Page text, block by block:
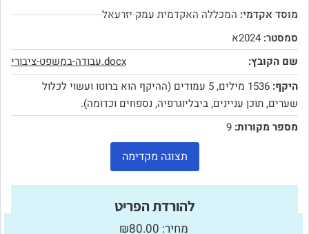
מוסד אקדמי:המכללה האקדמית עמק יזרעאל
סמסטר: 2024א
שם הקובץ:
עבודה-במשפט-ציבורי.docx
היקף:
1536 מילים, 5 עמודים (ההיקף הוא ברוטו ועשוי לכלול
שערים, תוכן עניינים, ביבליוגרפיה, נספחים וכדומה).
מספר מקורות: 9
תצוגה מקדימה
להורדת הפריט
מחיר: ₪80.00